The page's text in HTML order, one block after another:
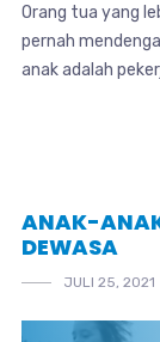
Orang tua yang
pernah
anak adalah
ANAK-
DEWASA
JULI 25, 2021